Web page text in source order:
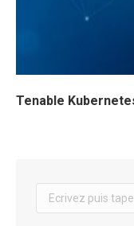
Tenable
Search: